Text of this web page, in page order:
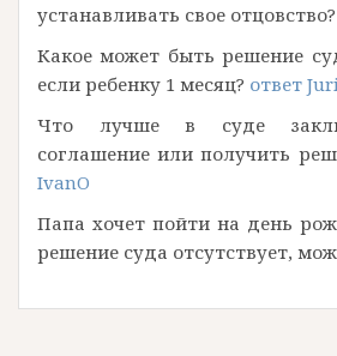
устанавливать свое отцовство?
Какое может быть решение
если ребенку 1 месяц? ответ
Что лучше в суде
соглашение или получить
IvanO
Папа хочет пойти на день
решение суда отсутствует,